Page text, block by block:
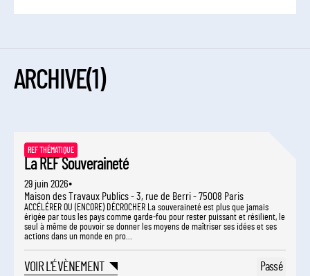
ARCHIVE(1)
REF THÉMATIQUE
La REF Souveraineté
29 juin 2026·
Maison des Travaux Publics - 3, rue de Berri - 75008 Paris
ACCÉLÉRER OU (ENCORE) DÉCROCHER La souveraineté est plus que jamais
érigée par tous les pays comme garde-fou pour rester puissant et résilient, le
seul à même de pouvoir se donner les moyens de maîtriser ses idées et ses
actions dans un monde en pro…
VOIR L'ÉVÈNEMENT Passé